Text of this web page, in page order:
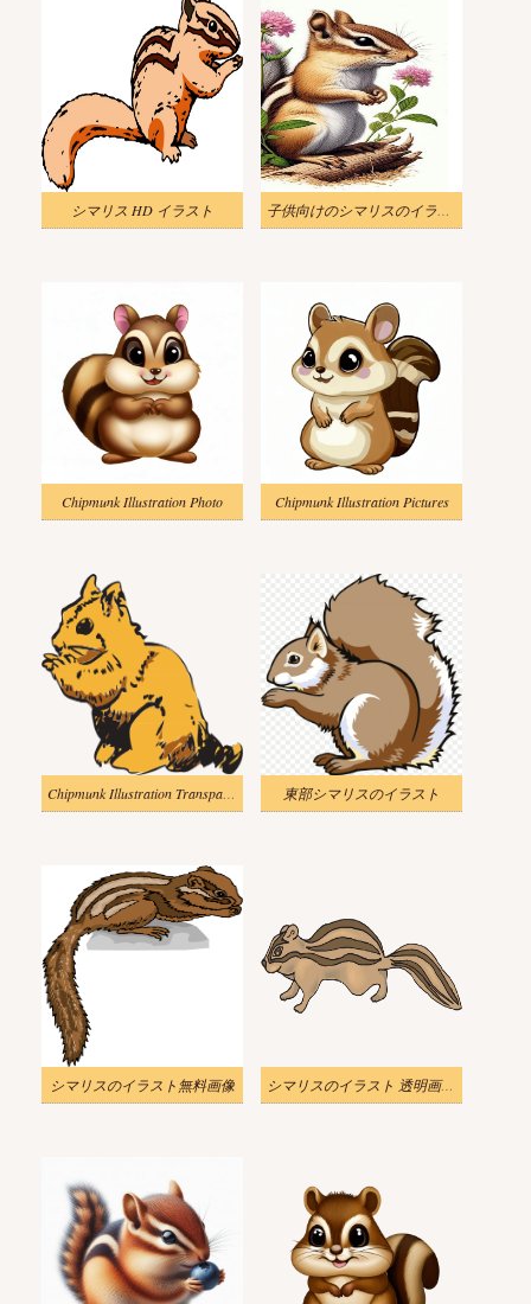
シマリス HD イラスト 子供向けのシマリスのイラスト
Chipmunk Illustration Photo Chipmunk Illustration Pictures
Chipmunk Illustration Transparent Png 東部シマリスのイラスト
シマリスのイラスト無料画像 シマリスのイラスト 透明画像 3